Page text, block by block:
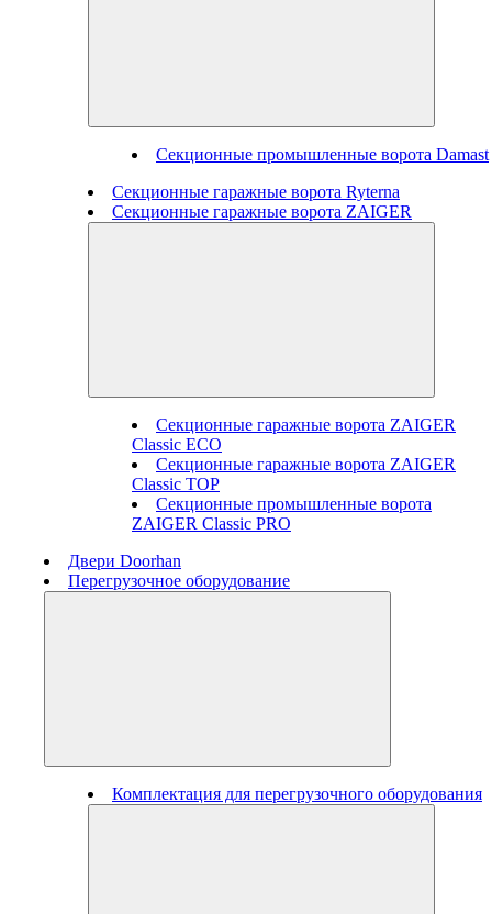
Секционные промышленные ворота Damast
Секционные гаражные ворота Ryterna
Секционные гаражные ворота ZAIGER
Секционные гаражные ворота ZAIGER
Classic ECO
Секционные гаражные ворота ZAIGER
Classic TOP
Секционные промышленные ворота
ZAIGER Classic PRO
Двери Doorhan
Перегрузочное оборудование
Комплектация для перегрузочного оборудования